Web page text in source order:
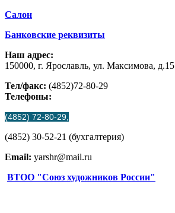
Салон
Банковские реквизиты
Наш адрес:
150000, г. Ярославль, ул. Максимова, д.15
Тел/факс: (4852)72-80-29
Телефоны:
(4852) 72-80-29,
(4852) 30-52-21 (бухгалтерия)
Email: yarshr@mail.ru
ВТОО "Союз художников России"